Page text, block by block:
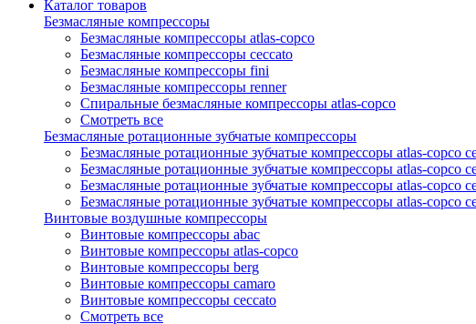
Каталог товаров
Безмасляные компрессоры
Безмасляные компрессоры atlas-copco
Безмасляные компрессоры ceccato
Безмасляные компрессоры fini
Безмасляные компрессоры renner
Спиральные безмасляные компрессоры atlas-copco
Смотреть все
Безмасляные ротационные зубчатые компрессоры
Безмасляные ротационные зубчатые компрессоры atlas-copco
Безмасляные ротационные зубчатые компрессоры atlas-copco
Безмасляные ротационные зубчатые компрессоры atlas-copco
Безмасляные ротационные зубчатые компрессоры atlas-copco
Винтовые воздушные компрессоры
Винтовые компрессоры abac
Винтовые компрессоры atlas-copco
Винтовые компрессоры berg
Винтовые компрессоры camaro
Винтовые компрессоры ceccato
Смотреть все